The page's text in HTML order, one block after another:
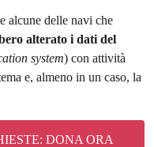
alcune delle navi che
alterato i dati del
system) con attività
e, almeno in un caso, la
DONA ORA